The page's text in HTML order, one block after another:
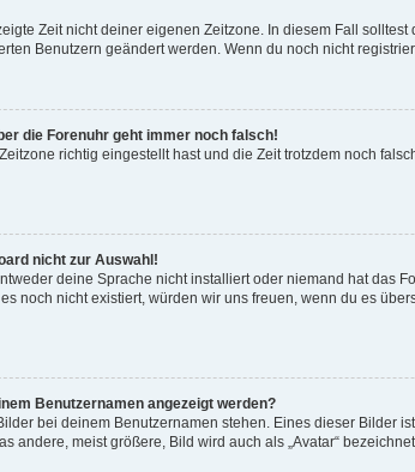
Zeit nicht deiner eigenen Zeitzone. In diesem Fall
Benutzern geändert werden. Wenn du noch nicht
die Forenuhr geht immer noch falsch!
richtig eingestellt hast und die Zeit trotzdem noch
nicht zur Auswahl!
deine Sprache nicht installiert oder niemand hat das
noch nicht existiert, würden wir uns freuen, wenn du es
Benutzernamen angezeigt werden?
bei deinem Benutzernamen stehen. Eines dieser Bilder
andere, meist größere, Bild wird auch als „Avatar“